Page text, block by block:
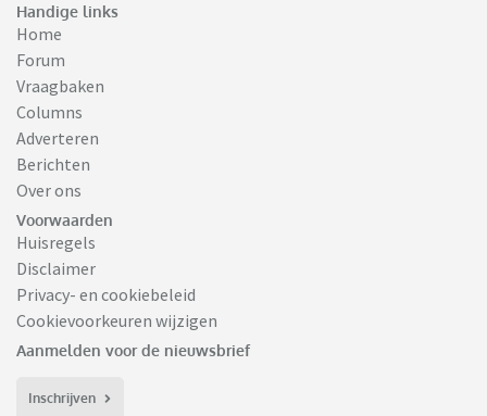
Handige links
Home
Forum
Vraagbaken
Columns
Adverteren
Berichten
Over ons
Voorwaarden
Huisregels
Disclaimer
Privacy- en cookiebeleid
Cookievoorkeuren wijzigen
Aanmelden voor de nieuwsbrief
Inschrijven